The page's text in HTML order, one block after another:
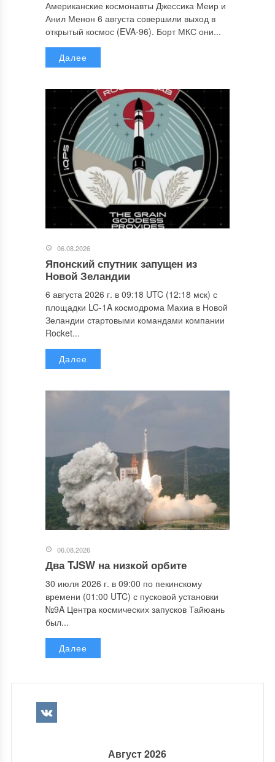
Американские космонавты Джессика Меир и
Анил Менон 6 августа совершили выход в
открытый космос (EVA-96). Борт МКС они...
Далее
06.08.2026
Японский спутник запущен из
Новой Зеландии
6 августа 2026 г. в 09:18 UTC (12:18 мск) с
площадки LC-1A космодрома Махиа в Новой
Зеландии стартовыми командами компании
Rocket...
Далее
06.08.2026
Два TJSW на низкой орбите
30 июля 2026 г. в 09:00 по пекинскому
времени (01:00 UTC) с пусковой установки
№9A Центра космических запусков Тайюань
был...
Далее
Август 2026